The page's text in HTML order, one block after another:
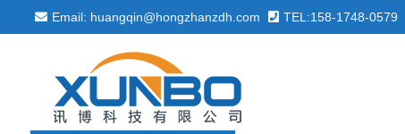
Email: huangqin@hongzhanzdh.com TEL:158-1748-0579